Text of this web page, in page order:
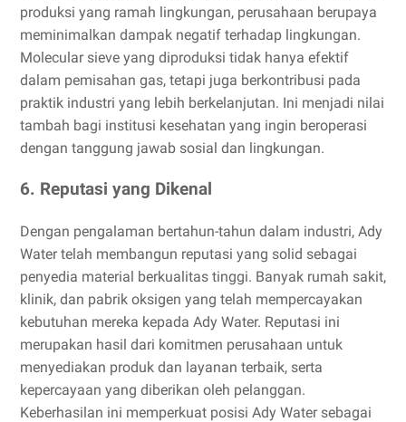
produksi yang ramah lingkungan, perusahaan berupaya
meminimalkan dampak negatif terhadap lingkungan.
Molecular sieve yang diproduksi tidak hanya efektif
dalam pemisahan gas, tetapi juga berkontribusi pada
praktik industri yang lebih berkelanjutan. Ini menjadi nilai
tambah bagi institusi kesehatan yang ingin beroperasi
dengan tanggung jawab sosial dan lingkungan.
6. Reputasi yang Dikenal
Dengan pengalaman bertahun-tahun dalam industri, Ady
Water telah membangun reputasi yang solid sebagai
penyedia material berkualitas tinggi. Banyak rumah sakit,
klinik, dan pabrik oksigen yang telah mempercayakan
kebutuhan mereka kepada Ady Water. Reputasi ini
merupakan hasil dari komitmen perusahaan untuk
menyediakan produk dan layanan terbaik, serta
kepercayaan yang diberikan oleh pelanggan.
Keberhasilan ini memperkuat posisi Ady Water sebagai